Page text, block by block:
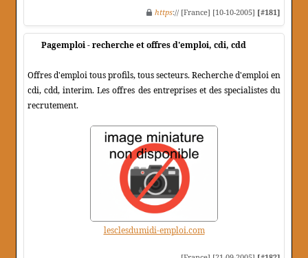
https:// [France] [10-10-2005] [#181]
Pagemploi - recherche et offres d'emploi, cdi, cdd
Offres d'emploi tous profils, tous secteurs. Recherche d'emploi en
cdi, cdd, interim. Les offres des entreprises et des specialistes du
recrutement.
lesclesdumidi-emploi.com